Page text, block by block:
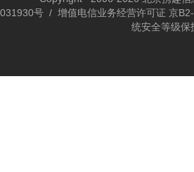
号 / 增值电信业务经营许可证 京
统安全等级